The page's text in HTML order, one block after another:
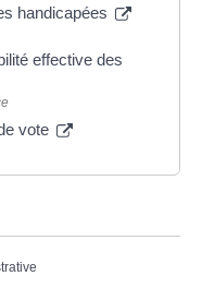
handicapées
effective des
vote